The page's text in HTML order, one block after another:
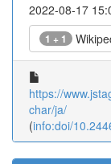
2022-08-17
1 + 1
https://
char/ja/
(info:doi/